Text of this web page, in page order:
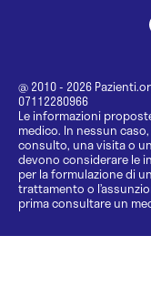
@ 2010 - 2026
07112280966
Le informazioni
medico. In nessun
consulto, una visita o
devono considerare le
per la formulazione di
trattamento o
prima consultare un